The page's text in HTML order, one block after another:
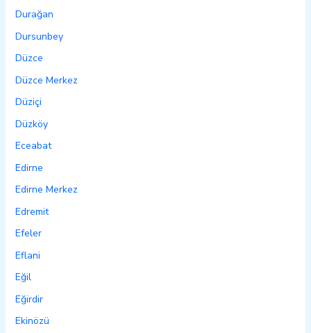
Durağan
Dursunbey
Düzce
Düzce Merkez
Düziçi
Düzköy
Eceabat
Edirne
Edirne Merkez
Edremit
Efeler
Eflani
Eğil
Eğirdir
Ekinözü